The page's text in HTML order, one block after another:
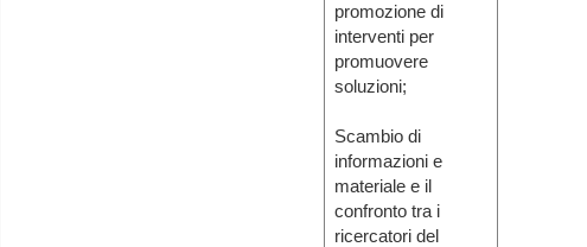
promozione di
interventi per
promuovere
soluzioni;
Scambio di
informazioni e
materiale e il
confronto tra i
ricercatori del